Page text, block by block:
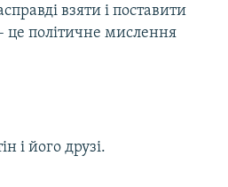
взяти і поставити
це політичне мислення
і його друзі.